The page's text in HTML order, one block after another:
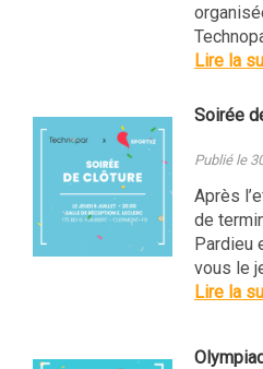
Lire la
Soirée
Publié le
Après
de
Pardieu
vous le
Lire la